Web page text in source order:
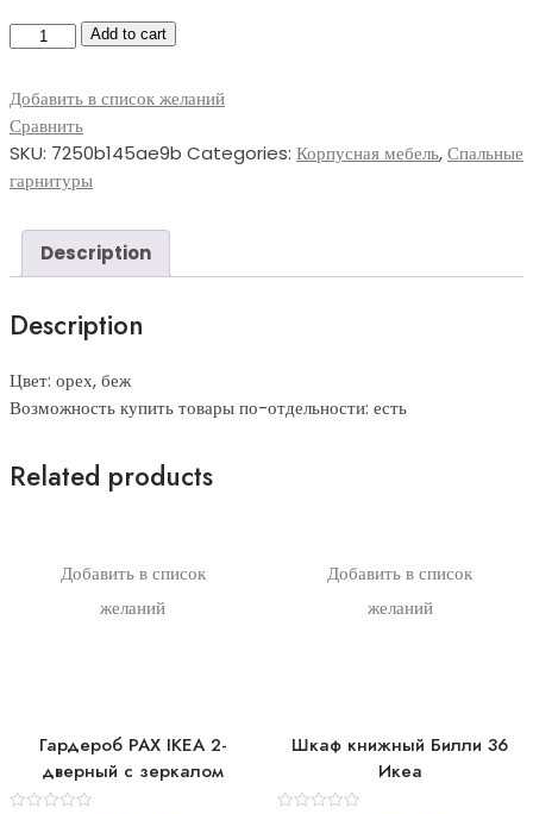
Рома (спальный
ЛДСП)
quantity
Add to cart
Добавить в список желаний
Сравнить
SKU: 7250b145ae9b Categories: Корпусная мебель,Спальные
гарнитуры
Description
Description
Цвет: орех, беж
Возможность купить товары по-отдельности: есть
Related products
Добавить в список
желаний
Гардероб PAX IKEA 2-
дверный с зеркалом
Добавить в список
желаний
Шкаф книжный Билли 36
Икеа